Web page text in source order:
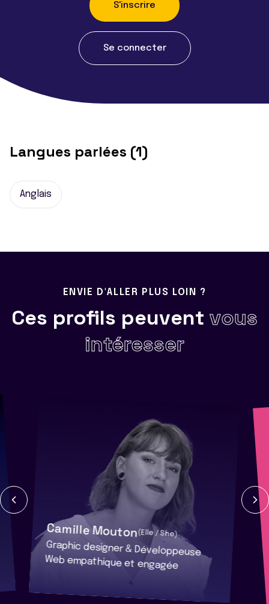
S'inscrire
Se connecter
Langues parlées (1)
Anglais
ENVIE D'ALLER PLUS LOIN ?
Ces profils peuvent vous
intéresser
Camille Mouton(Elle / She)
Graphic designer & Développeuse
Web empathique et engagée